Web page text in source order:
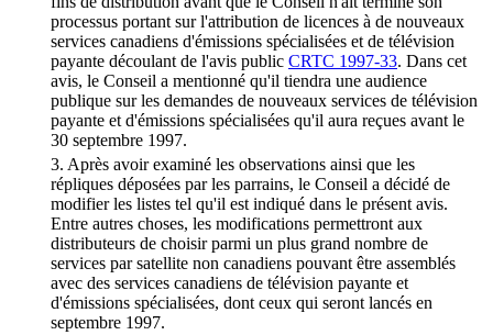
processus portant sur l'attribution de licences à de nouveaux
services canadiens d'émissions spécialisées et de télévision
payante découlant de l'avis public CRTC 1997-33. Dans cet
avis, le Conseil a mentionné qu'il tiendra une audience
publique sur les demandes de nouveaux services de télévision
payante et d'émissions spécialisées qu'il aura reçues avant le
30 septembre 1997.
3. Après avoir examiné les observations ainsi que les
répliques déposées par les parrains, le Conseil a décidé de
modifier les listes tel qu'il est indiqué dans le présent avis.
Entre autres choses, les modifications permettront aux
distributeurs de choisir parmi un plus grand nombre de
services par satellite non canadiens pouvant être assemblés
avec des services canadiens de télévision payante et
d'émissions spécialisées, dont ceux qui seront lancés en
septembre 1997.